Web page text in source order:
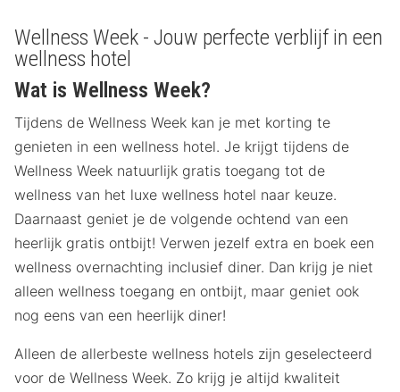
Wellness Week - Jouw perfecte verblijf in een
wellness hotel
Wat is Wellness Week?
Tijdens de Wellness Week kan je met korting te
genieten in een wellness hotel. Je krijgt tijdens de
Wellness Week natuurlijk gratis toegang tot de
wellness van het luxe wellness hotel naar keuze.
Daarnaast geniet je de volgende ochtend van een
heerlijk gratis ontbijt! Verwen jezelf extra en boek een
wellness overnachting inclusief diner. Dan krijg je niet
alleen wellness toegang en ontbijt, maar geniet ook
nog eens van een heerlijk diner!
Alleen de allerbeste wellness hotels zijn geselecteerd
voor de Wellness Week. Zo krijg je altijd kwaliteit